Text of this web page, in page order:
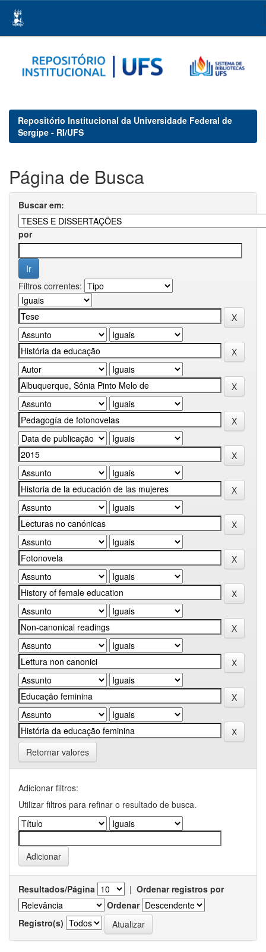
navigation
Repositório Institucional da Universidade Federal de
Sergipe - RI/UFS
Página de Busca
Buscar em:
por
Filtros correntes:
Retornar valores
Adicionar filtros:
Utilizar filtros para refinar o resultado de busca.
Resultados/Página | Ordenar registros por
Ordenar
Registro(s)